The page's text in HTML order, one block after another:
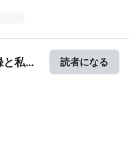
私的
読者になる